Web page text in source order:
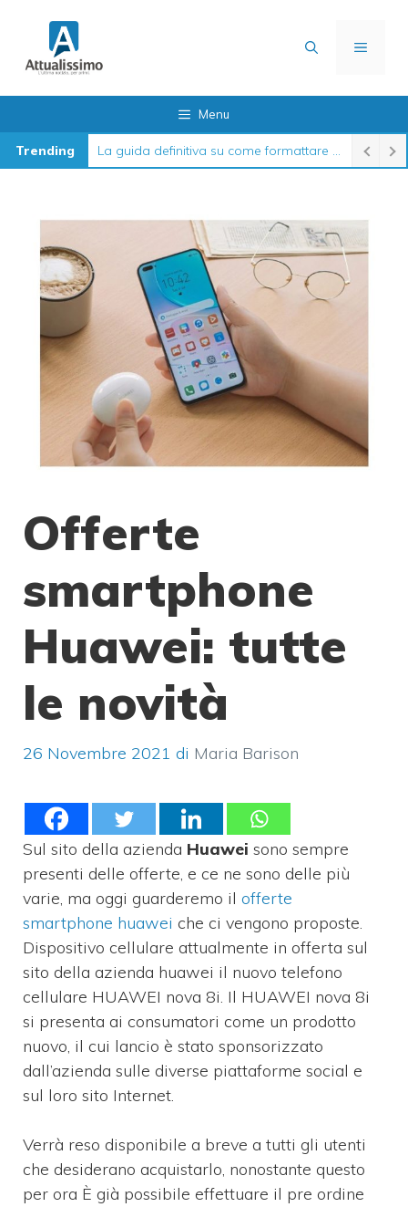
contenuto
MENU
Menu
Trending La guida definitiva su come formattare l’iPhone nel 2026
Offerte
smartphone
Huawei: tutte
le novità
26 Novembre 2021 di Maria Barison
Sul sito della azienda Huawei sono sempre
presenti delle offerte, e ce ne sono delle più
varie, ma oggi guarderemo il offerte
smartphone huawei che ci vengono proposte.
Dispositivo cellulare attualmente in offerta sul
sito della azienda huawei il nuovo telefono
cellulare HUAWEI nova 8i. Il HUAWEI nova 8i
si presenta ai consumatori come un prodotto
nuovo, il cui lancio è stato sponsorizzato
dall’azienda sulle diverse piattaforme social e
sul loro sito Internet.
Verrà reso disponibile a breve a tutti gli utenti
che desiderano acquistarlo, nonostante questo
per ora È già possibile effettuare il pre ordine